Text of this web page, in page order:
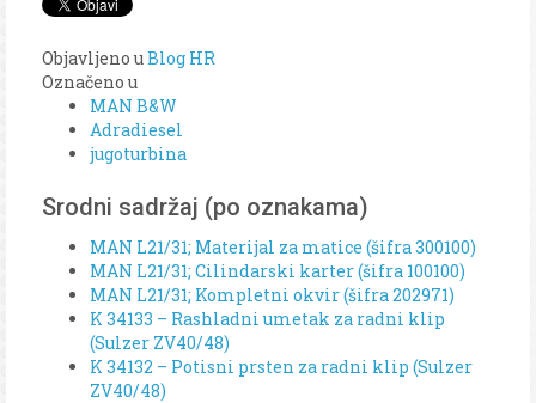
Objavljeno uBlog HR
Označeno u
MAN B&W
Adradiesel
jugoturbina
Srodni sadržaj (po oznakama)
MAN L21/31; Materijal za matice (šifra 300100)
MAN L21/31; Cilindarski karter (šifra 100100)
MAN L21/31; Kompletni okvir (šifra 202971)
K 34133 – Rashladni umetak za radni klip
(Sulzer ZV40/48)
K 34132 – Potisni prsten za radni klip (Sulzer
ZV40/48)